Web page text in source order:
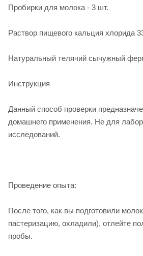
Пробирки для молока - 3 шт.
Раствор пищевого кальция хлорида
Натуральный телячий сычужный
Инструкция
Данный способ проверки
домашнего применения. Не для
исследований.
Проведение опыта:
После того, как вы подготовили
пастеризацию, охладили), отлейте
пробы.